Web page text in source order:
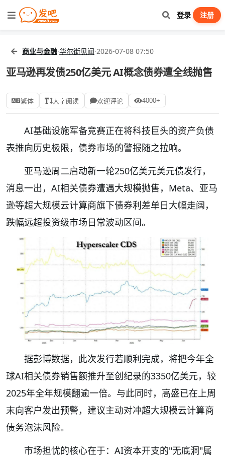
登录 注册
商业与金融·华尔街见闻·2026-07-08 07:50
亚马逊再发债250亿美元 AI概念债券遭全线抛售
繁体 大字阅读 欢迎评论 4000+
AI基础设施军备竞赛正在将科技巨头的资产负债
表推向历史极限，债券市场的警报随之拉响。
亚马逊周二启动新一轮250亿美元美元债发行，
消息一出，AI相关债券遭遇大规模抛售，Meta、亚马
逊等超大规模云计算商旗下债券利差单日大幅走阔，
跌幅远超投资级市场日常波动区间。
据彭博数据，此次发行若顺利完成，将把今年全
球AI相关债券销售额推升至创纪录的3350亿美元，较
2025年全年规模翻逾一倍。与此同时，高盛已在上周
末向客户发出预警，建议主动对冲超大规模云计算商
债务泡沫风险。
市场担忧的核心在于：AI资本开支的"无底洞"属